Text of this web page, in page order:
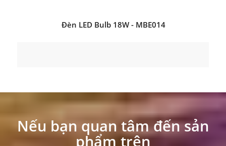
Đèn LED Bulb 18W - MBE014
Nếu bạn quan tâm đến sản
phẩm trên